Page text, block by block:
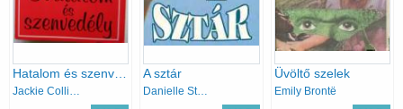
Jackie Collins
A sztár
Danielle Steel
Üvöltő szelek
Emily Brontë